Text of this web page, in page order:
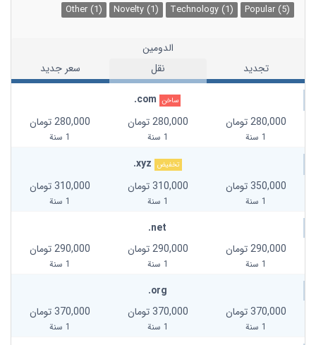
Popular (5)
Technology (1)
Novelty (1)
Other (1)
الدومين
سعر جديد
نقل
تجديد
.com ساخن
280,000 تومان
1 سنة
280,000 تومان
1 سنة
280,000 تومان
1 سنة
.xyz تخفيض
310,000 تومان
1 سنة
310,000 تومان
1 سنة
350,000 تومان
1 سنة
.net
290,000 تومان
1 سنة
290,000 تومان
1 سنة
290,000 تومان
1 سنة
.org
370,000 تومان
1 سنة
370,000 تومان
1 سنة
370,000 تومان
1 سنة